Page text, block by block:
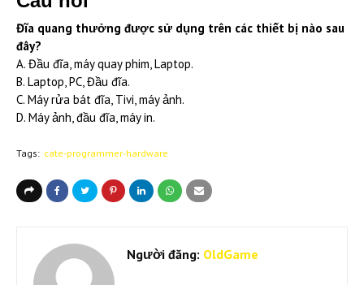
Đĩa quang thưởng được sử dụng trên các thiết bị nào sau
đây?
A. Đầu đĩa, máy quay phim, Laptop.
B. Laptop, PC, Đầu đĩa.
C. Máy rửa bát đĩa, Tivi, máy ảnh.
D. Máy ảnh, đầu đĩa, máy in.
Tags: cate-programmer-hardware
Người đăng: OldGame